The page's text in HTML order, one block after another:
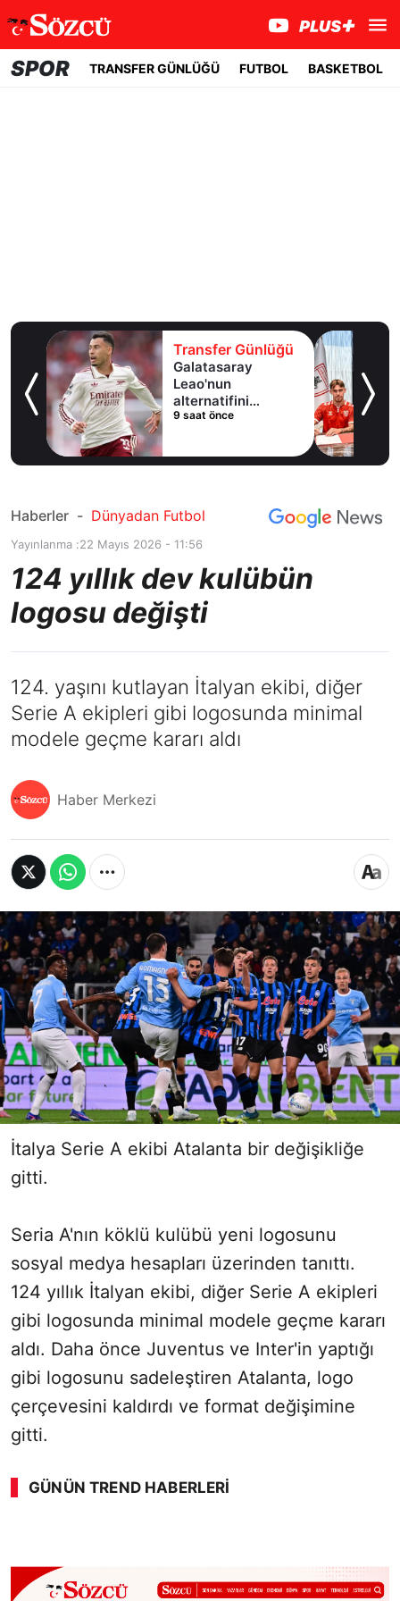
SPOR TRANSFER GÜNLÜĞÜ FUTBOL BASKETBOL
Transfer Günlüğü
Galatasaray
Leao'nun
alternatifini
Arsenal'de buldu
9 saat önce
Haberler - Dünyadan Futbol
Yayınlanma :22 Mayıs 2026 - 11:56
124 yıllık dev kulübün
logosu değişti
124. yaşını kutlayan İtalyan ekibi, diğer
Serie A ekipleri gibi logosunda minimal
modele geçme kararı aldı
Haber Merkezi
İtalya Serie A ekibi Atalanta bir değişikliğe
gitti.
Seria A'nın köklü kulübü yeni logosunu
sosyal medya hesapları üzerinden tanıttı.
124 yıllık İtalyan ekibi, diğer Serie A ekipleri
gibi logosunda minimal modele geçme kararı
aldı. Daha önce Juventus ve Inter'in yaptığı
gibi logosunu sadeleştiren Atalanta, logo
çerçevesini kaldırdı ve format değişimine
gitti.
GÜNÜN TREND HABERLERI
00:01 / 09:08